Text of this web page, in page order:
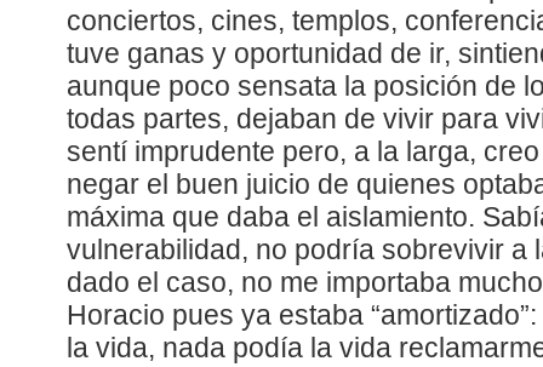
conciertos, cines, templos,
tuve ganas y oportunidad de ir,
aunque poco sensata la posición de
todas partes, dejaban de vivir para
sentí imprudente pero, a la larga,
negar el buen juicio de quienes
máxima que daba el aislamiento.
vulnerabilidad, no podría sobrevivir a
dado el caso, no me importaba
Horacio pues ya estaba
la vida, nada podía la vida